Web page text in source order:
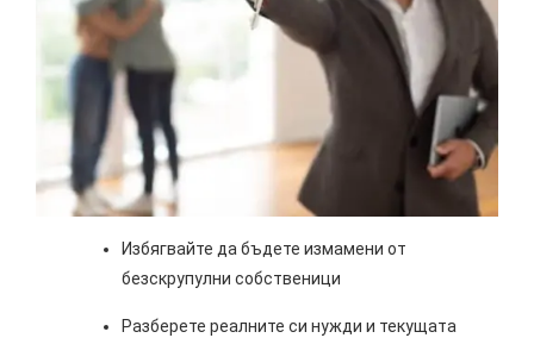
Избягвайте да бъдете измамени от
безскрупулни собственици
Разберете реалните си нужди и текущата